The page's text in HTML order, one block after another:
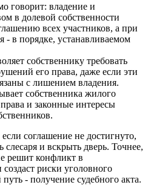
говорит: владение и
в долевой собственности
всех участников, а при
- в порядке, устанавливаемом
собственнику требовать
его права, даже если эти
с лишением владения.
собственника жилого
и законные интересы
соглашение не достигнуто,
и вскрыть дверь. Точнее,
решит конфликт в
риски уголовного
- получение судебного акта.